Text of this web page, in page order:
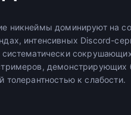
никнеймы доминируют на
интенсивных Discord-
демонстрирующих
толерантностью к слабости.